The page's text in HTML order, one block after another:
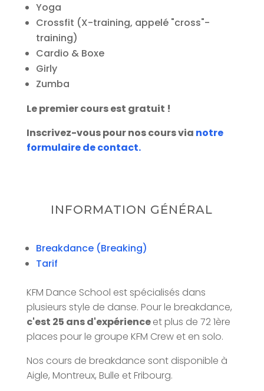
Yoga
Crossfit (X-training, appelé "cross"-
training)
Cardio & Boxe
Girly
Zumba
Le premier cours est gratuit !
Inscrivez-vous pour nos cours via notre
formulaire de contact.
INFORMATION GÉNÉRAL
Breakdance (Breaking)
Tarif
KFM Dance School est spécialisés dans
plusieurs style de danse. Pour le breakdance,
c'est 25 ans d'expérienceet plus de 72 1ère
places pour le groupe KFM Crew et en solo.
Nos cours de breakdance sont disponible à
Aigle, Montreux, Bulle et Fribourg.